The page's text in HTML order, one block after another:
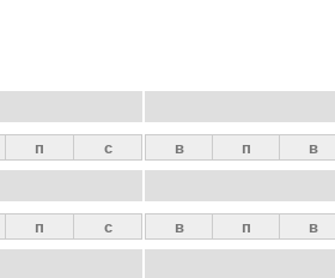
п с в п в
п с в п в